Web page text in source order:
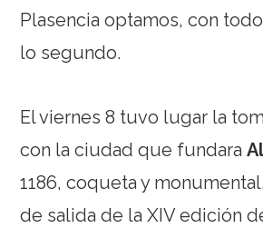
Plasencia optamos, con
lo segundo.
El viernes 8 tuvo lugar la
con la ciudad que fundara
1186, coqueta y
de salida de la XIV edición